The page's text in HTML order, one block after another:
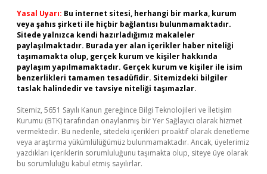
Yasal Uyarı: Bu internet sitesi, herhangi bir marka, kurum
veya şahıs şirketi ile hiçbir bağlantısı bulunmamaktadır.
Sitede yalnızca kendi hazırladığımız makaleler
paylaşılmaktadır. Burada yer alan içerikler haber niteliği
taşımamakta olup, gerçek kurum ve kişiler hakkında
paylaşım yapılmamaktadır. Gerçek kurum ve kişiler ile isim
benzerlikleri tamamen tesadüfidir. Sitemizdeki bilgiler
taslak halindedir ve tavsiye niteliği taşımazlar.
Sitemiz, 5651 Sayılı Kanun gereğince Bilgi Teknolojileri ve İletişim
Kurumu (BTK) tarafından onaylanmış bir Yer Sağlayıcı olarak hizmet
vermektedir. Bu nedenle, sitedeki içerikleri proaktif olarak denetleme
veya araştırma yükümlülüğümüz bulunmamaktadır. Ancak, üyelerimiz
yazdıkları içeriklerin sorumluluğunu taşımakta olup, siteye üye olarak
bu sorumluluğu kabul etmiş sayılırlar.